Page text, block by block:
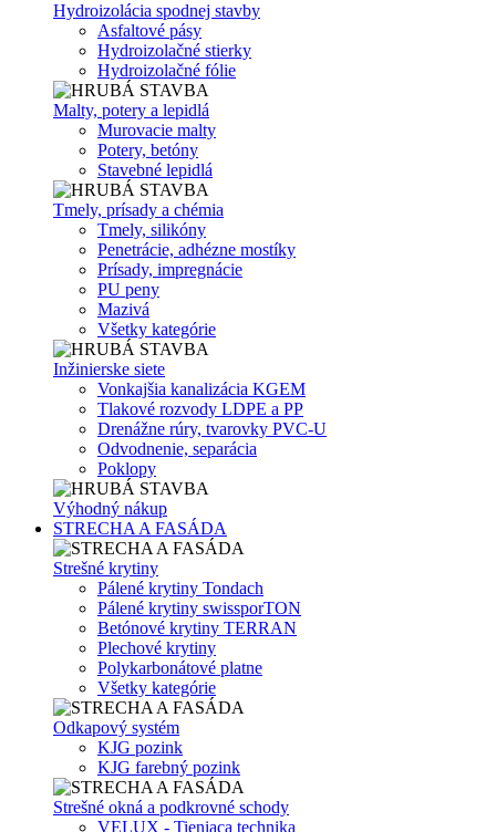
Hydroizolácia spodnej stavby
Asfaltové pásy
Hydroizolačné stierky
Hydroizolačné fólie
Malty, potery a lepidlá
Murovacie malty
Potery, betóny
Stavebné lepidlá
Tmely, prísady a chémia
Tmely, silikóny
Penetrácie, adhézne mostíky
Prísady, impregnácie
PU peny
Mazivá
Všetky kategórie
Inžinierske siete
Vonkajšia kanalizácia KGEM
Tlakové rozvody LDPE a PP
Drenážne rúry, tvarovky PVC-U
Odvodnenie, separácia
Poklopy
Výhodný nákup
STRECHA A FASÁDA
Strešné krytiny
Pálené krytiny Tondach
Pálené krytiny swissporTON
Betónové krytiny TERRAN
Plechové krytiny
Polykarbonátové platne
Všetky kategórie
Odkapový systém
KJG pozink
KJG farebný pozink
Strešné okná a podkrovné schody
VELUX - Tieniaca technika